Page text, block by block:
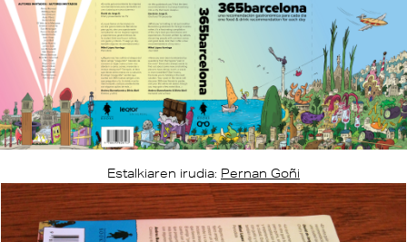
Estalkiaren irudia: Pernan Goñi